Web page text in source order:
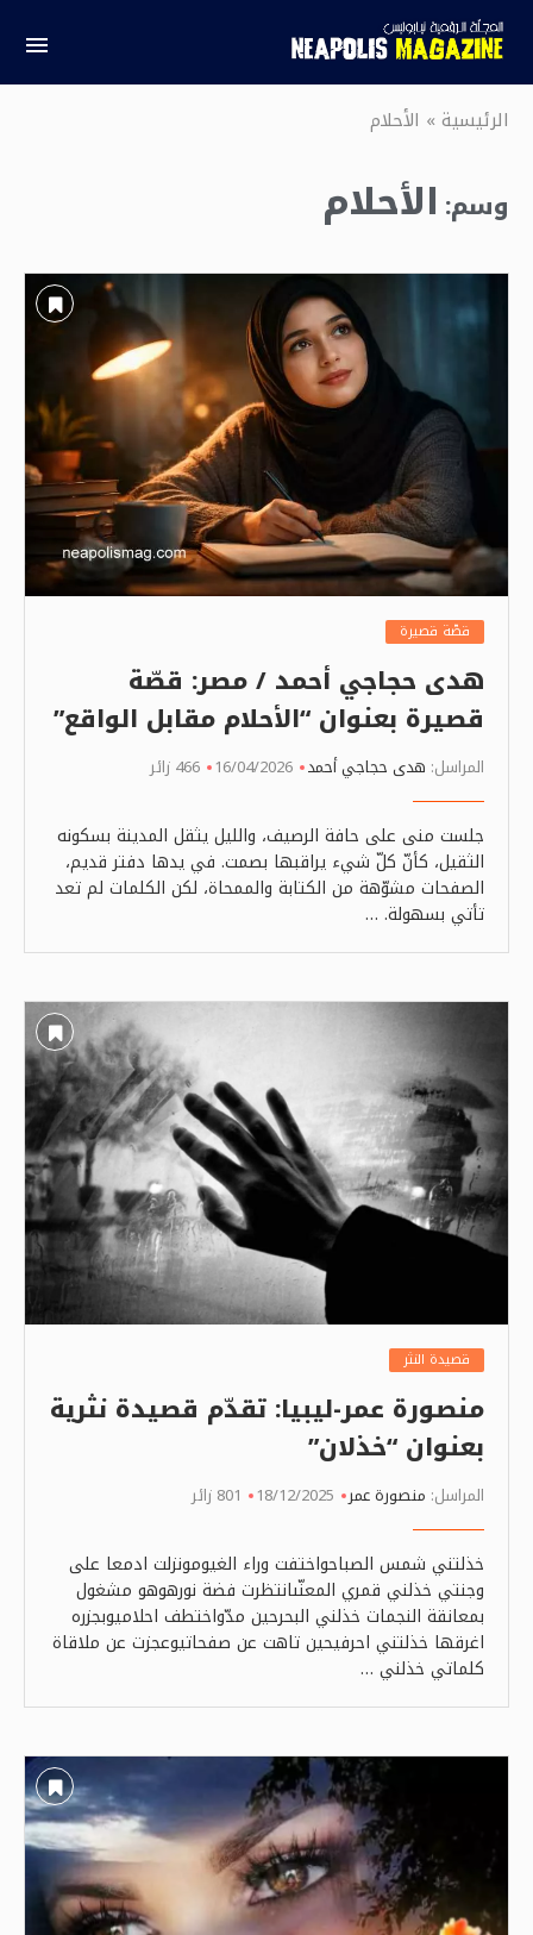
الرئيسية» الأحلام
وسم: الأحلام
قصّة قصيرة
هدى حجاجي أحمد / مصر: قصّة
قصيرة بعنوان “الأحلام مقابل الواقع”
المراسل: هدى حجاجي أحمد 16/04/2026 466 زائر
جلست منى على حافة الرصيف، والليل يثقل المدينة بسكونه
الثقيل، كأنّ كلّ شيء يراقبها بصمت. في يدها دفتر قديم،
الصفحات مشوّهة من الكتابة والممحاة، لكن الكلمات لم تعد
تأتي بسهولة. …
قصيدة النثر
منصورة عمر-ليبيا: تقدّم قصيدة نثرية
بعنوان “خذلان”
المراسل: منصورة عمر 18/12/2025 801 زائر
خذلتني شمس الصباحواختفت وراء الغيومونزلت ادمعا على
وجنتي خذلني قمري المعنّىانتظرت فضة نورهوهو مشغول
بمعانقة النجمات خذلني البحرحين مدّواختطف احلاميوبجزره
اغرقها خذلتني احرفيحين تاهت عن صفحاتيوعجزت عن ملاقاة
كلماتي خذلني …